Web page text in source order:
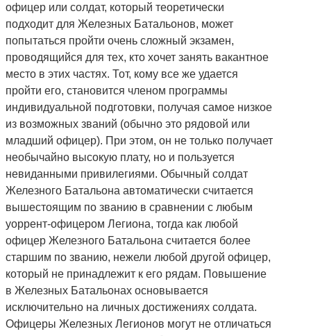
офицер или солдат, который теоретически
подходит для Железных Батальонов, может
попытаться пройти очень сложный экзамен,
проводящийся для тех, кто хочет занять вакантное
место в этих частях. Тот, кому все же удается
пройти его, становится членом программы
индивидуальной подготовки, получая самое низкое
из возможных званий (обычно это рядовой или
младший офицер). При этом, он не только получает
необычайно высокую плату, но и пользуется
невиданными привилегиями. Обычный солдат
Железного Батальона автоматически считается
вышестоящим по званию в сравнении с любым
уоррент-офицером Легиона, тогда как любой
офицер Железного Батальона считается более
старшим по званию, нежели любой другой офицер,
который не принадлежит к его рядам. Повышение
в Железных Батальонах основывается
исключительно на личных достижениях солдата.
Офицеры Железных Легионов могут не отличаться